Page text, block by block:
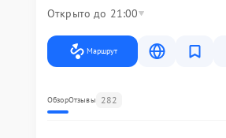
Открыто до 21:00
Маршрут
ОбзорОтзывы 282